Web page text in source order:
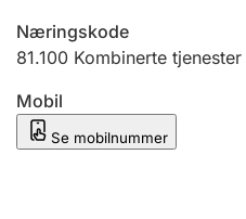
Andre tema
Næringskode
81.100 Kombinerte
Mobil
Se mobilnummer